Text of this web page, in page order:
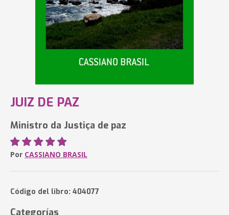
JUIZ DE PAZ
Ministro da Justiça de paz
Por CASSIANO BRASIL
Código del libro: 404077
Categorías